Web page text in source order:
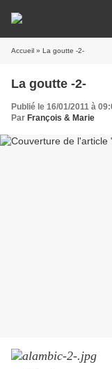
Accueil » La goutte -2-
La goutte -2-
Publié le 16/01/2011 à
Par François & Marie